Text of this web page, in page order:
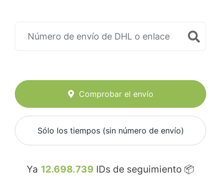
Comprobar el envío
Sólo los tiempos (sin número de envío)
Ya 12.698.739 IDs de seguimiento 📦